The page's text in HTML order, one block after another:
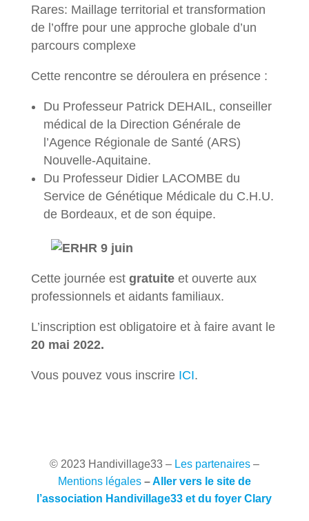
Rares: Maillage territorial et transformation
de l’offre pour une approche globale d’un
parcours complexe
Cette rencontre se déroulera en présence :
Du Professeur Patrick DEHAIL, conseiller
médical de la Direction Générale de
l’Agence Régionale de Santé (ARS)
Nouvelle-Aquitaine.
Du Professeur Didier LACOMBE du
Service de Génétique Médicale du C.H.U.
de Bordeaux, et de son équipe.
Cette journée est gratuite et ouverte aux
professionnels et aidants familiaux.
L’inscription est obligatoire et à faire avant le
20 mai 2022.
Vous pouvez vous inscrire ICI.
© 2023 Handivillage33– Les partenaires–
Mentions légales –Aller vers le site de
l’association Handivillage33 et du foyer Clary